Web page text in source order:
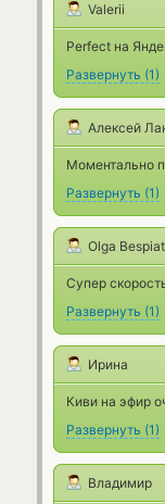
Valerii
Perfect на
Развернуть (1)
Алексей
Моментально
Развернуть (1)
Olga
Супер
Развернуть (1)
Ирина
Киви на эфир
Развернуть (1)
Владимир